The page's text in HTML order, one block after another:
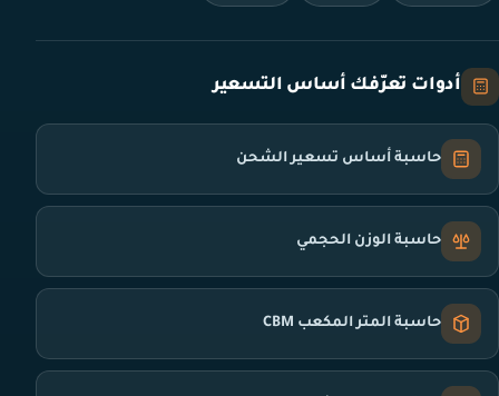
أدوات تعرّفك أساس التسعير
حاسبة أساس تسعير الشحن
حاسبة الوزن الحجمي
حاسبة المتر المكعب CBM